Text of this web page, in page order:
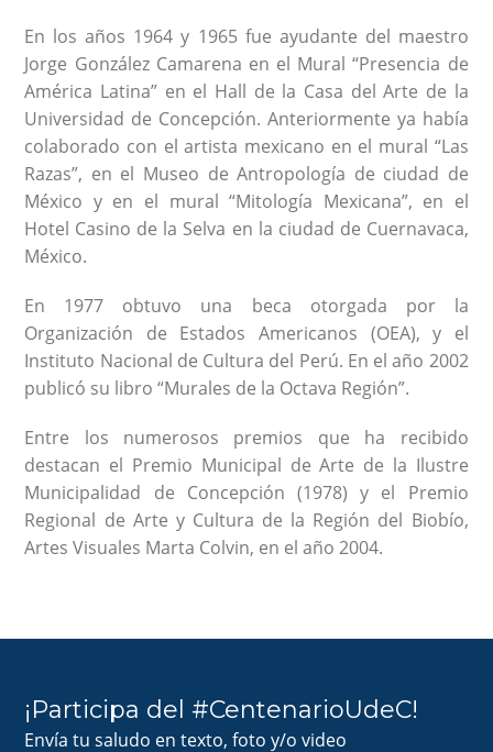
En los años 1964 y 1965 fue ayudante del maestro
Jorge González Camarena en el Mural “Presencia de
América Latina” en el Hall de la Casa del Arte de la
Universidad de Concepción. Anteriormente ya había
colaborado con el artista mexicano en el mural “Las
Razas”, en el Museo de Antropología de ciudad de
México y en el mural “Mitología Mexicana”, en el
Hotel Casino de la Selva en la ciudad de Cuernavaca,
México.
En 1977 obtuvo una beca otorgada por la
Organización de Estados Americanos (OEA), y el
Instituto Nacional de Cultura del Perú. En el año 2002
publicó su libro “Murales de la Octava Región”.
Entre los numerosos premios que ha recibido
destacan el Premio Municipal de Arte de la Ilustre
Municipalidad de Concepción (1978) y el Premio
Regional de Arte y Cultura de la Región del Biobío,
Artes Visuales Marta Colvin, en el año 2004.
¡Participa del #CentenarioUdeC!
Envía tu saludo en texto, foto y/o video